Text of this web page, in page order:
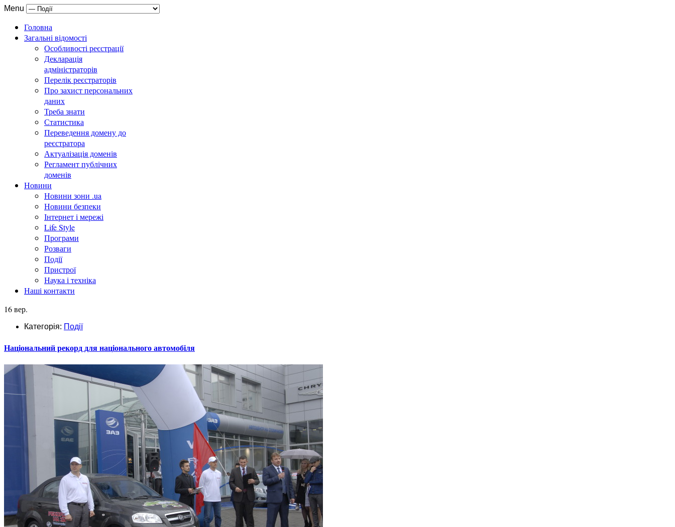
Menu
Головна
Загальні відомості
Особливості реєстрації
Декларація
адміністраторів
Перелік реєстраторів
Про захист персональних
даних
Треба знати
Статистика
Переведення домену до
реєстратора
Актуалізація доменів
Регламент публічних
доменів
Новини
Новини зони .ua
Новини безпеки
Інтернет і мережі
Life Style
Програми
Розваги
Події
Пристрої
Наука і техніка
Наші контакти
16 вер.
Категорія: Події
Національний рекорд для національного автомобіля